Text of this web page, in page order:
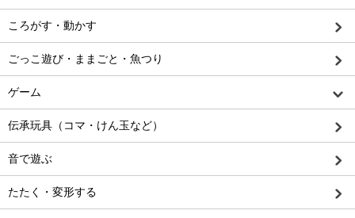
ころがす・動かす
ごっこ遊び・ままごと・魚つり
ゲーム
伝承玩具（コマ・けん玉など）
音で遊ぶ
たたく・変形する